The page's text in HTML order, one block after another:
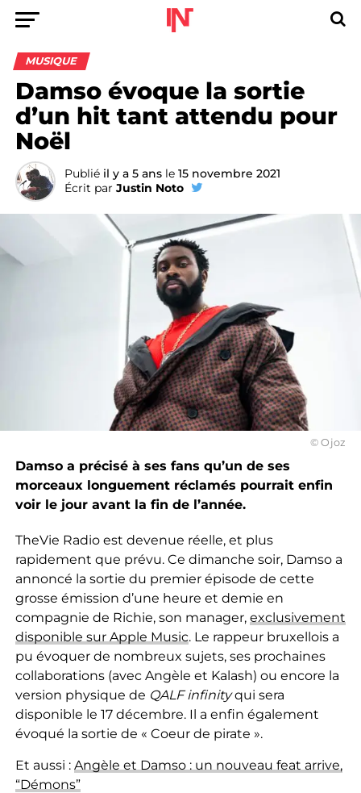
MUSIQUE
Damso évoque la sortie
d’un hit tant attendu pour
Noël
Publié il y a 5 ans le 15 novembre 2021
Écrit par Justin Noto
© Ojoz
Damso a précisé à ses fans qu’un de ses
morceaux longuement réclamés pourrait enfin
voir le jour avant la fin de l’année.
TheVie Radio est devenue réelle, et plus
rapidement que prévu. Ce dimanche soir, Damso a
annoncé la sortie du premier épisode de cette
grosse émission d’une heure et demie en
compagnie de Richie, son manager, exclusivement
disponible sur Apple Music. Le rappeur bruxellois a
pu évoquer de nombreux sujets, ses prochaines
collaborations (avec Angèle et Kalash) ou encore la
version physique de QALF infinityqui sera
disponible le 17 décembre. Il a enfin également
évoqué la sortie de « Coeur de pirate ».
Et aussi : Angèle et Damso : un nouveau feat arrive,
“Démons”